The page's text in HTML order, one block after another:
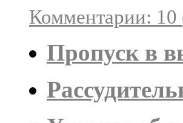
Комментарии: 10
Пропуск в